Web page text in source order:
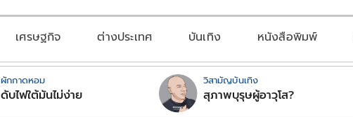
เศรษฐกิจ ต่างประเทศ บันเทิง หนังสือพิมพ์
ผักกาดหอม
ดับไฟใต้มันไม่ง่าย
วิสามัญบันเทิง
สุภาพบุรุษผู้อาวุโส?